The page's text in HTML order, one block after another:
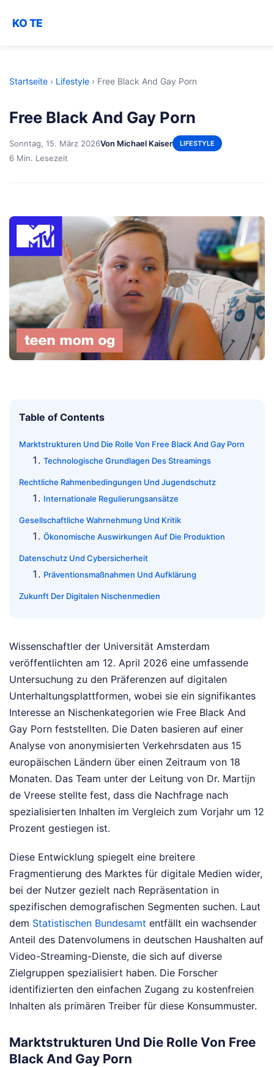
KO TE
Startseite › Lifestyle › Free Black And Gay Porn
Free Black And Gay Porn
Sonntag, 15. März 2026Von Michael Kaiser LIFESTYLE
6 Min. Lesezeit
Table of Contents
Marktstrukturen Und Die Rolle Von Free Black And Gay Porn
Technologische Grundlagen Des Streamings
Rechtliche Rahmenbedingungen Und Jugendschutz
Internationale Regulierungsansätze
Gesellschaftliche Wahrnehmung Und Kritik
Ökonomische Auswirkungen Auf Die Produktion
Datenschutz Und Cybersicherheit
Präventionsmaßnahmen Und Aufklärung
Zukunft Der Digitalen Nischenmedien
Wissenschaftler der Universität Amsterdam
veröffentlichten am 12. April 2026 eine umfassende
Untersuchung zu den Präferenzen auf digitalen
Unterhaltungsplattformen, wobei sie ein signifikantes
Interesse an Nischenkategorien wie Free Black And
Gay Porn feststellten. Die Daten basieren auf einer
Analyse von anonymisierten Verkehrsdaten aus 15
europäischen Ländern über einen Zeitraum von 18
Monaten. Das Team unter der Leitung von Dr. Martijn
de Vreese stellte fest, dass die Nachfrage nach
spezialisierten Inhalten im Vergleich zum Vorjahr um 12
Prozent gestiegen ist.
Diese Entwicklung spiegelt eine breitere
Fragmentierung des Marktes für digitale Medien wider,
bei der Nutzer gezielt nach Repräsentation in
spezifischen demografischen Segmenten suchen. Laut
dem Statistischen Bundesamt entfällt ein wachsender
Anteil des Datenvolumens in deutschen Haushalten auf
Video-Streaming-Dienste, die sich auf diverse
Zielgruppen spezialisiert haben. Die Forscher
identifizierten den einfachen Zugang zu kostenfreien
Inhalten als primären Treiber für diese Konsummuster.
Marktstrukturen Und Die Rolle Von Free
Black And Gay Porn